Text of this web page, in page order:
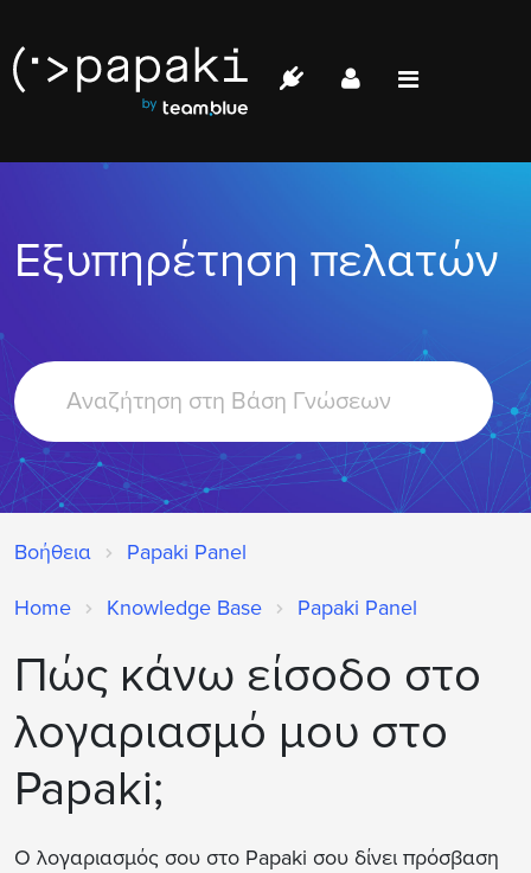
Σύνδεση
Εξυπηρέτηση πελατών
Search
For
Βοήθεια Papaki Panel
Home Knowledge Base Papaki Panel
Πώς κάνω είσοδο στο
λογαριασμό μου στο
Papaki;
Ο λογαριασμός σου στο Papaki σου δίνει πρόσβαση